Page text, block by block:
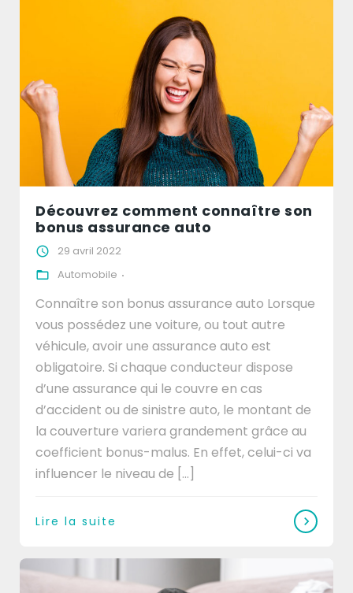
Découvrez comment connaître son
bonus assurance auto
29 avril 2022
Automobile
Connaître son bonus assurance auto Lorsque
vous possédez une voiture, ou tout autre
véhicule, avoir une assurance auto est
obligatoire. Si chaque conducteur dispose
d’une assurance qui le couvre en cas
d’accident ou de sinistre auto, le montant de
la couverture variera grandement grâce au
coefficient bonus-malus. En effet, celui-ci va
influencer le niveau de [...]
Lire la suite